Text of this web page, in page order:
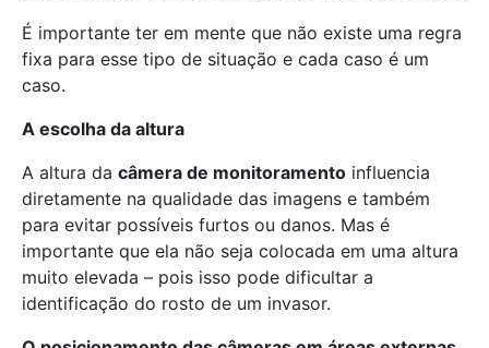
É importante ter em mente que não existe uma regra
fixa para esse tipo de situação e cada caso é um
caso.
A escolha da altura
A altura da câmera de monitoramento influencia
diretamente na qualidade das imagens e também
para evitar possíveis furtos ou danos. Mas é
importante que ela não seja colocada em uma altura
muito elevada – pois isso pode dificultar a
identificação do rosto de um invasor.